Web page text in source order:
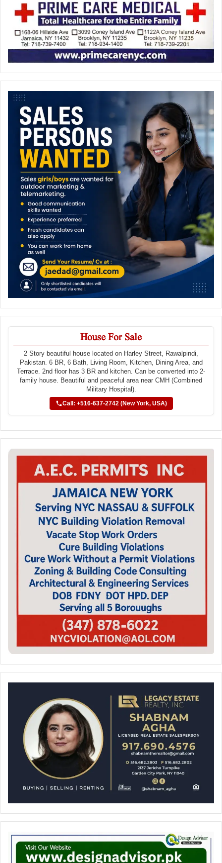
House For Sale
2 Story beautiful house located on Harley Street, Rawalpindi,
Pakistan. 6 BR, 6 Bath, Living Room, Kitchen, Dining Area, and
Terrace. 2nd floor has 3 BR and kitchen. Can be converted into 2-
family house. Beautiful and peaceful area near CMH (Combined
Military Hospital).
Call: +516-637-2742 (New York, USA)